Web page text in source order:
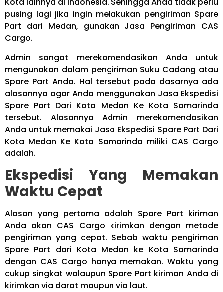
pusing lagi jika ingin melakukan pengiriman Spare
Part dari Medan, gunakan Jasa Pengiriman CAS
Cargo.
Admin sangat merekomendasikan Anda untuk
mengunakan dalam pengiriman Suku Cadang atau
Spare Part Anda. Hal tersebut pada dasarnya ada
alasannya agar Anda menggunakan Jasa Ekspedisi
Spare Part Dari Kota Medan Ke Kota Samarinda
tersebut. Alasannya Admin merekomendasikan
Anda untuk memakai Jasa Ekspedisi Spare Part Dari
Kota Medan Ke Kota Samarinda miliki CAS Cargo
adalah.
Ekspedisi Yang Memakan
Waktu Cepat
Alasan yang pertama adalah Spare Part kiriman
Anda akan CAS Cargo kirimkan dengan metode
pengiriman yang cepat. Sebab waktu pengiriman
Spare Part dari Kota Medan ke Kota Samarinda
dengan CAS Cargo hanya memakan. Waktu yang
cukup singkat walaupun Spare Part kiriman Anda di
kirimkan via darat maupun via laut.